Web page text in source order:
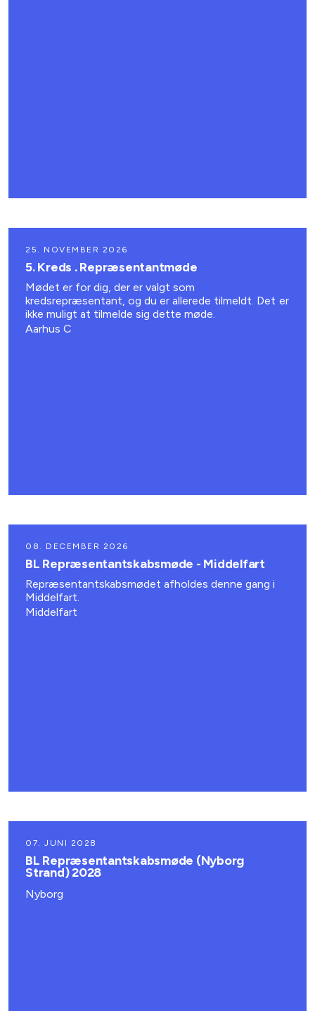
25. NOVEMBER 2026
5. Kreds . Repræsentantmøde
Mødet er for dig, der er valgt som
kredsrepræsentant, og du er allerede tilmeldt. Det er
ikke muligt at tilmelde sig dette møde.
Aarhus C
08. DECEMBER 2026
BL Repræsentantskabsmøde - Middelfart
Repræsentantskabsmødet afholdes denne gang i
Middelfart.
Middelfart
07. JUNI 2028
BL Repræsentantskabsmøde (Nyborg
Strand) 2028
Nyborg